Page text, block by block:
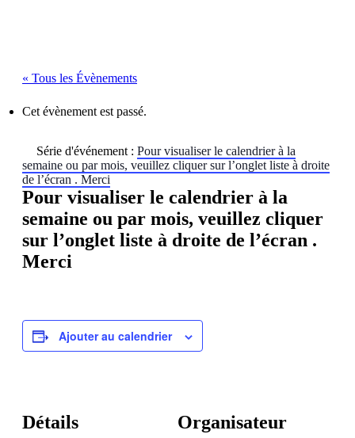
« Tous les Évènements
Cet évènement est passé.
Série d'événement : Pour visualiser le calendrier à la
semaine ou par mois, veuillez cliquer sur l’onglet liste à droite
de l’écran . Merci
Pour visualiser le calendrier à la
semaine ou par mois, veuillez cliquer
sur l’onglet liste à droite de l’écran .
Merci
Ajouter au calendrier
Détails Organisateur